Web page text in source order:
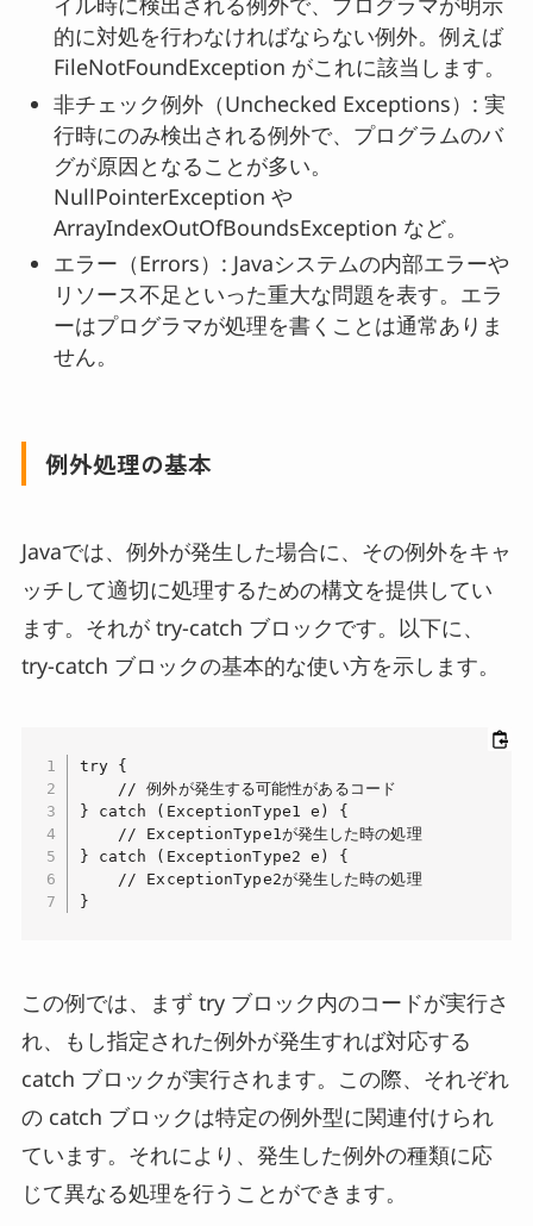
的に対処を行わなければならない例外。例えば
FileNotFoundException がこれに該当します。
非チェック例外（Unchecked Exceptions）: 実
行時にのみ検出される例外で、プログラムのバ
グが原因となることが多い。
NullPointerException や
ArrayIndexOutOfBoundsException など。
エラー（Errors）: Javaシステムの内部エラーや
リソース不足といった重大な問題を表す。エラ
ーはプログラマが処理を書くことは通常ありま
せん。
例外処理の基本
Javaでは、例外が発生した場合に、その例外をキャ
ッチして適切に処理するための構文を提供してい
ます。それが try-catch ブロックです。以下に、
try-catch ブロックの基本的な使い方を示します。
try {
    // 例外が発生する可能性があるコード
} catch (ExceptionType1 e) {
    // ExceptionType1が発生した時の処理
} catch (ExceptionType2 e) {
    // ExceptionType2が発生した時の処理
}
この例では、まず try ブロック内のコードが実行さ
れ、もし指定された例外が発生すれば対応する
catch ブロックが実行されます。この際、それぞれ
の catch ブロックは特定の例外型に関連付けられ
ています。それにより、発生した例外の種類に応
じて異なる処理を行うことができます。